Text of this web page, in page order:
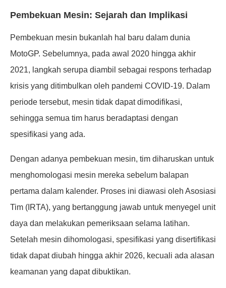
Pembekuan Mesin: Sejarah dan Implikasi
Pembekuan mesin bukanlah hal baru dalam dunia
MotoGP. Sebelumnya, pada awal 2020 hingga akhir
2021, langkah serupa diambil sebagai respons terhadap
krisis yang ditimbulkan oleh pandemi COVID-19. Dalam
periode tersebut, mesin tidak dapat dimodifikasi,
sehingga semua tim harus beradaptasi dengan
spesifikasi yang ada.
Dengan adanya pembekuan mesin, tim diharuskan untuk
menghomologasi mesin mereka sebelum balapan
pertama dalam kalender. Proses ini diawasi oleh Asosiasi
Tim (IRTA), yang bertanggung jawab untuk menyegel unit
daya dan melakukan pemeriksaan selama latihan.
Setelah mesin dihomologasi, spesifikasi yang disertifikasi
tidak dapat diubah hingga akhir 2026, kecuali ada alasan
keamanan yang dapat dibuktikan.